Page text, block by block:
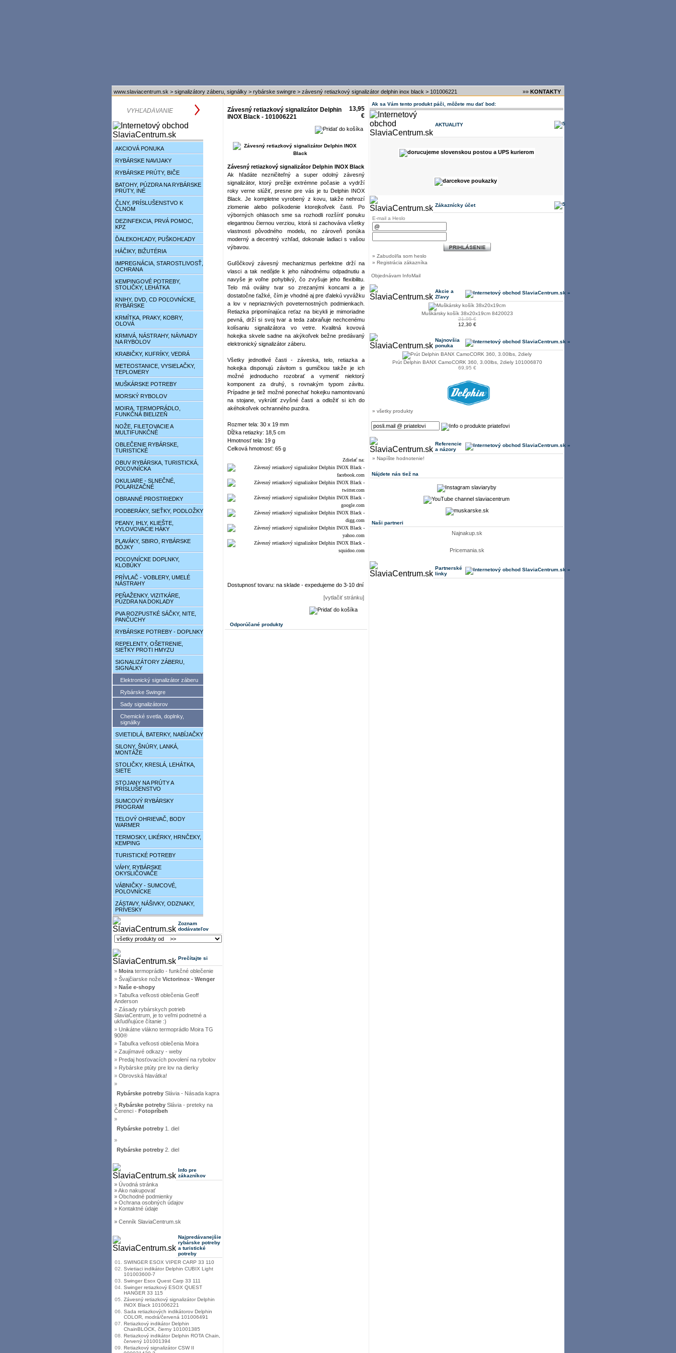
www.slaviacentrum.sk > signalizátory záberu, signálky > rybárske swingre > závesný retiazkový signalizátor delphin inox black > 101006221 »» KONTAKTY
AKCIOVÁ PONUKA
RYBÁRSKE NAVIJAKY
RYBÁRSKE PRÚTY, BIČE
BATOHY, PÚZDRA NA RYBÁRSKE
PRÚTY, INÉ
ČLNY, PRÍSLUŠENSTVO K
ČLNOM
DEZINFEKCIA, PRVÁ POMOC,
KPZ
ĎALEKOHĽADY, PUŠKOHĽADY
HÁČIKY, BIŽUTÉRIA
IMPREGNÁCIA, STAROSTLIVOSŤ,
OCHRANA
KEMPINGOVÉ POTREBY,
STOLIČKY, LEHÁTKA
KNIHY, DVD, CD POĽOVNÍCKE,
RYBÁRSKE
KRMÍTKA, PRAKY, KOBRY,
OLOVÁ
KRMIVÁ, NÁSTRAHY, NÁVNADY
NA RYBOLOV
KRABIČKY, KUFRÍKY, VEDRÁ
METEOSTANICE, VYSIELAČKY,
TEPLOMERY
MUŠKÁRSKE POTREBY
MORSKÝ RYBOLOV
MOIRA, TERMOPRÁDLO,
FUNKČNÁ BIELIZEŇ
NOŽE, FILETOVACIE A
MULTIFUNKČNÉ
OBLEČENIE RYBÁRSKE,
TURISTICKÉ
OBUV RYBÁRSKA, TURISTICKÁ,
POĽOVNÍCKA
OKULIARE - SLNEČNÉ,
POLARIZAČNÉ
OBRANNÉ PROSTRIEDKY
PODBERÁKY, SIEŤKY, PODLOŽKY
PEANY, IHLY, KLIEŠTE,
VYLOVOVACIE HÁKY
PLAVÁKY, SBIRO, RYBÁRSKE
BÓJKY
POĽOVNÍCKE DOPLNKY,
KLOBÚKY
PRÍVLAČ - VOBLERY, UMELÉ
NÁSTRAHY
PEŇAŽENKY, VIZITKÁRE,
PÚZDRA NA DOKLADY
PVA ROZPUSTKÉ SÁČKY, NITE,
PANČUCHY
RYBÁRSKE POTREBY - DOPLNKY
REPELENTY, OŠETRENIE,
SIEŤKY PROTI HMYZU
SIGNALIZÁTORY ZÁBERU,
SIGNÁLKY
Elektronický signalizátor záberu
Rybárske Swingre
Sady signalizátorov
Chemické svetla, doplnky,
signálky
SVIETIDLÁ, BATERKY, NABÍJAČKY
SILONY, ŠNÚRY, LANKÁ,
MONTÁŽE
STOLIČKY, KRESLÁ, LEHÁTKA,
SIETE
STOJANY NA PRÚTY A
PRÍSLUŠENSTVO
SUMCOVÝ RYBÁRSKY
PROGRAM
TELOVÝ OHRIEVAČ, BODY
WARMER
TERMOSKY, LIKÉRKY, HRNČEKY,
KEMPING
TURISTICKÉ POTREBY
VÁHY, RYBÁRSKE
OKYSLIČOVAČE
VÁBNIČKY - SUMCOVÉ,
POLOVNÍCKE
ZÁSTAVY, NÁŠIVKY, ODZNAKY,
PRÍVESKY
Zoznam
dodávateľov
Prečítajte si
» Moira termoprádlo - funkčné oblečenie
» Švajčiarske nože Victorinox - Wenger
» Naše e-shopy
» Tabuľka veľkosti oblečenia Geoff
Anderson
» Zásady rybárskych potrieb
SlaviaCentrum, je to veľmi podnetné a
ukľudňujúce čítanie :)
» Unikátne vlákno termoprádlo Moira TG
900®
» Tabuľka veľkosti oblečenia Moira
» Zaujímavé odkazy - weby
» Predaj hosťovacích povolení na rybolov
» Rybárske ptúty pre lov na dierky
» Obrovská hlavátka!
»
Rybárske potreby Slávia - Násada kapra
» Rybárske potreby Slávia - preteky na
Čerenci - Fotopríbeh
»
Rybárske potreby 1. diel
»
Rybárske potreby 2. diel
Info pre
zákazníkov
» Úvodná stránka
» Ako nakupovať
» Obchodné podmienky
» Ochrana osobných údajov
» Kontaktné údaje
» Cenník SlaviaCentrum.sk
Najpredávanejšie
rybárske potreby
a turistické
potreby
01.
SWINGER ESOX VIPER CARP 33 110
02.
Svietiaci indikátor Delphin CUBIX Light
101003600-7
03.
Swinger Esox Quest Carp 33 111
04. Swinger retiazkový ESOX QUEST
HANGER 33 115
05.
Závesný retiazkový signalizátor Delphin
INOX Black 101006221
06.
Sada retiazkových indikátorov Delphin
COLOR, modrá/červená 101006491
07.
Retiazkový indikátor Delphin
ChainBLOCK, čierny 101001385
08.
Retiazkový indikátor Delphin ROTA Chain,
červený 101001394
09.
Retiazkový signalizátor CSW II
Závesný retiazkový signalizátor Delphin
INOX Black - 101006221
13,95
€
Závesný retiazkový signalizátor Delphin INOX Black
Ak hľadáte nezničiteľný a super odolný závesný
signalizátor, ktorý prežije extrémne počasie a vydrží
roky verne slúžiť, presne pre vás je tu Delphin INOX
Black. Je kompletne vyrobený z kovu, takže nehrozí
zlomenie alebo poškodenie ktorejkoľvek časti. Po
výborných ohlasoch sme sa rozhodli rozšíriť ponuku
elegantnou čiernou verziou, ktorá si zachováva všetky
vlastnosti pôvodného modelu, no zároveň ponúka
moderný a decentný vzhľad, dokonale ladiaci s vašou
výbavou.
Guľôčkový závesný mechanizmus perfektne drží na
vlasci a tak nedôjde k jeho náhodnému odpadnutiu a
navyše je voľne pohyblivý, čo zvyšuje jeho flexibilitu.
Telo má oválny tvar so zrezanými koncami a je
dostatočne ťažké, čím je vhodné aj pre ďalekú vyvážku
a lov v nepriaznivých poveternostných podmienkach.
Retiazka pripomínajúca reťaz na bicykli je mimoriadne
pevná, drží si svoj tvar a teda zabraňuje nechcenému
kolísaniu signalizátora vo vetre. Kvalitná kovová
hokejka skvele sadne na akýkoľvek bežne predávaný
elektronický signalizátor záberu.
Všetky jednotlivé časti - záveska, telo, retiazka a
hokejka disponujú závitom s gumičkou takže je ich
možné jednoducho rozobrať a vymeniť niektorý
komponent za druhý, s rovnakým typom závitu.
Prípadne je tiež možné ponechať hokejku namontovanú
na stojane, vykrútiť zvyšné časti a odložiť si ich do
akéhokoľvek ochranného puzdra.
Rozmer tela: 30 x 19 mm
Dĺžka retiazky: 18,5 cm
Hmotnosť tela: 19 g
Celková hmotnosť: 65 g
Zdielať na:
Dostupnosť tovaru: na sklade - expedujeme do 3-10 dní
[vytlačiť stránku]
Odporúčané produkty
Ak sa Vám tento produkt páči, môžete mu dať bod:
AKTUALITY
Zákaznícky účet
E-mail a Heslo
» Zabudol/la som heslo
» Registrácia zákazníka
Objednávam InfoMail
Akcie a
Zľavy
Muškársky košík 38x20x19cm 8420023
21,95 €
12,30 €
Najnovšia
ponuka
Prút Delphin BANX CamoCORK 360, 3.00lbs, 2diely 101006870
69,95 €
» všetky produkty
Referencie
a názory
» Napíšte hodnotenie!
Nájdete nás tiež na
Naši partneri
Najnakup.sk
Pricemania.sk
Partnerské
linky